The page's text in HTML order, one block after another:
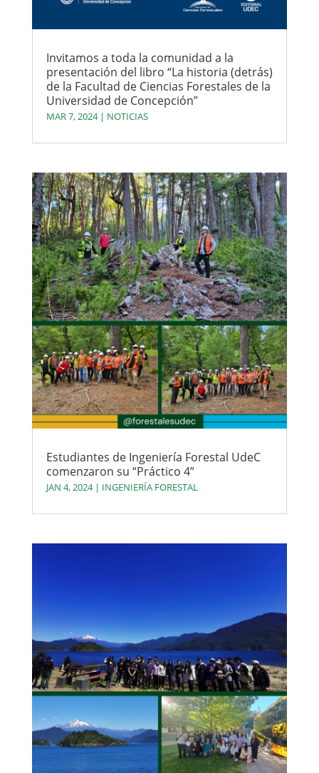
Invitamos a toda la comunidad a la
presentación del libro “La historia (detrás)
de la Facultad de Ciencias Forestales de la
Universidad de Concepción”
MAR 7, 2024| NOTICIAS
Estudiantes de Ingeniería Forestal UdeC
comenzaron su “Práctico 4”
JAN 4, 2024| INGENIERÍA FORESTAL